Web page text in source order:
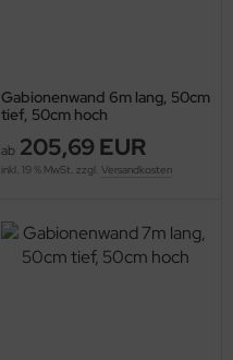
Gabionenwand 6m lang, 50cm
tief, 50cm hoch
ab 205,69 EUR
inkl. 19 % MwSt. zzgl. Versandkosten